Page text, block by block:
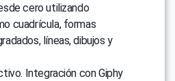
cero utilizando
cuadrícula, formas
líneas, dibujos y
Integración con Giphy